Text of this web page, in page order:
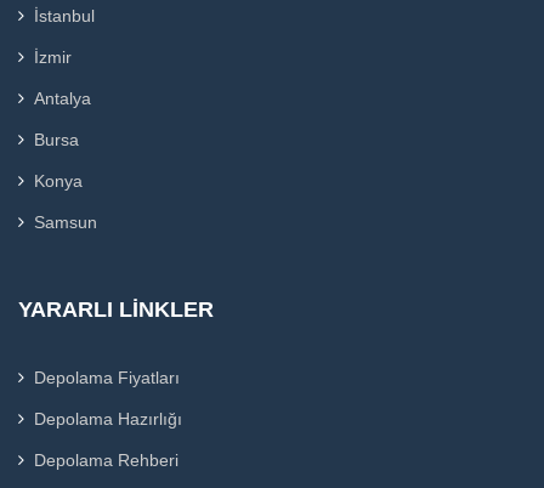
İstanbul
İzmir
Antalya
Bursa
Konya
Samsun
YARARLI LINKLER
Depolama Fiyatları
Depolama Hazırlığı
Depolama Rehberi